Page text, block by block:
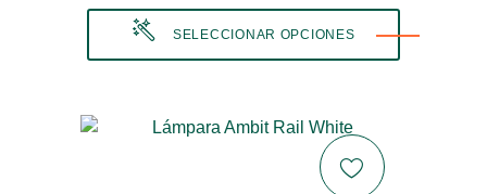
SELECCIONAR OPCIONES